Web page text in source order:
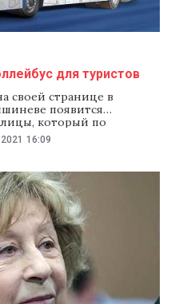
для туристов
своей странице в
появится
который по
«самые важные
Чебан пояснил, что в
в будние — по обычному.
16:09